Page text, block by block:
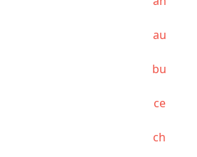
au
bu
ce
ch